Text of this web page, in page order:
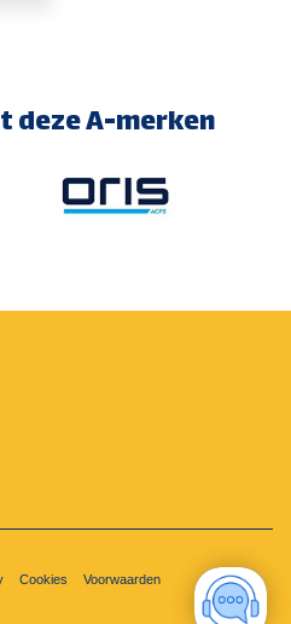
deze A-merken
Cookies Voorwaarden